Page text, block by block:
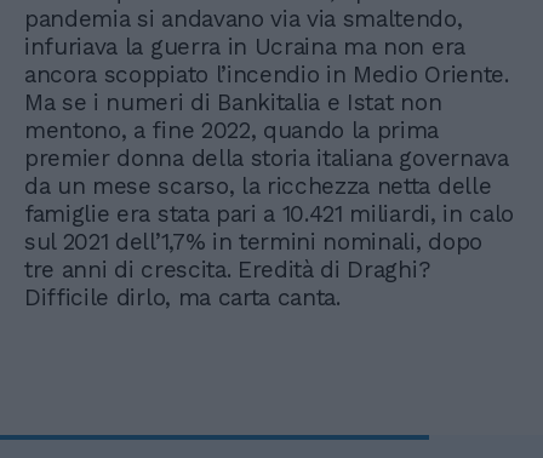
pandemia si andavano via via smaltendo,
infuriava la guerra in Ucraina ma non era
ancora scoppiato l’incendio in Medio Oriente.
Ma se i numeri di Bankitalia e Istat non
mentono, a fine 2022, quando la prima
premier donna della storia italiana governava
da un mese scarso, la ricchezza netta delle
famiglie era stata pari a 10.421 miliardi, in calo
sul 2021 dell’1,7% in termini nominali, dopo
tre anni di crescita. Eredità di Draghi?
Difficile dirlo, ma carta canta.